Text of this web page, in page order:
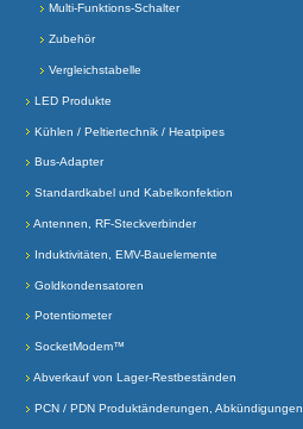
Multi-Funktions-Schalter
Zubehör
Vergleichstabelle
LED Produkte
Kühlen / Peltiertechnik / Heatpipes
Bus-Adapter
Standardkabel und Kabelkonfektion
Antennen, RF-Steckverbinder
Induktivitäten, EMV-Bauelemente
Goldkondensatoren
Potentiometer
SocketModem™
Abverkauf von Lager-Restbeständen
PCN / PDN Produktänderungen, Abkündigungen